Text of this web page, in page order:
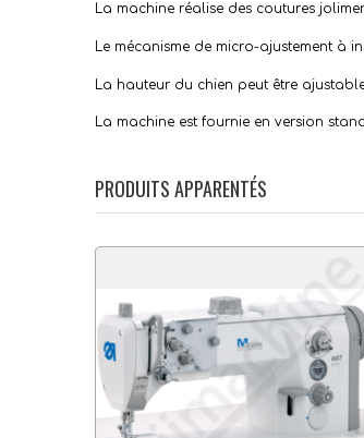
La machine réalise des coutures
Le mécanisme de micro-ajustement à
La hauteur du chien peut être
La machine est fournie en version
PRODUITS APPARENTÉS